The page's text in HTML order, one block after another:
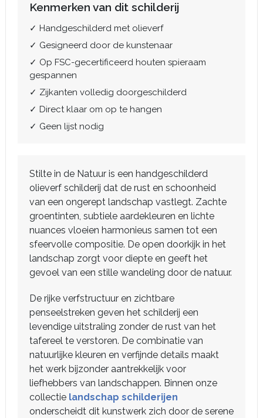
Kenmerken van dit schilderij
✓ Handgeschilderd met olieverf
✓ Gesigneerd door de kunstenaar
✓ Op FSC-gecertificeerd houten spieraam
gespannen
✓ Zijkanten volledig doorgeschilderd
✓ Direct klaar om op te hangen
✓ Geen lijst nodig
Stilte in de Natuur is een handgeschilderd
olieverf schilderij dat de rust en schoonheid
van een ongerept landschap vastlegt. Zachte
groentinten, subtiele aardekleuren en lichte
nuances vloeien harmonieus samen tot een
sfeervolle compositie. De open doorkijk in het
landschap zorgt voor diepte en geeft het
gevoel van een stille wandeling door de natuur.
De rijke verfstructuur en zichtbare
penseelstreken geven het schilderij een
levendige uitstraling zonder de rust van het
tafereel te verstoren. De combinatie van
natuurlijke kleuren en verfijnde details maakt
het werk bijzonder aantrekkelijk voor
liefhebbers van landschappen. Binnen onze
collectie landschap schilderijen
onderscheidt dit kunstwerk zich door de serene